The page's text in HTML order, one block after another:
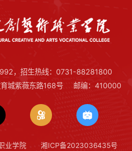
，招生热线：0731-88281800
城紫薇东路168号
邮编：410000
业学院 湘ICP备2023036435号